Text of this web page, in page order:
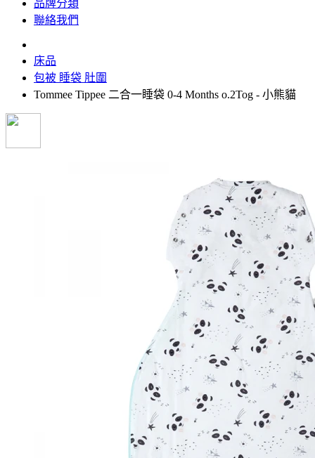
品牌分類
聯絡我們
床品
包被 睡袋 肚圍
Tommee Tippee 二合一睡袋 0-4 Months o.2Tog - 小熊貓